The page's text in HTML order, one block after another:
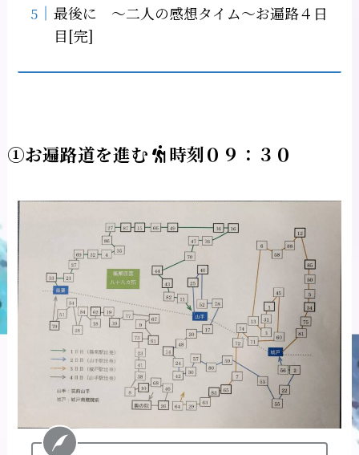
最後に ～二人の感想タイム～お遍路４日
目[完]
①お遍路道を進む 時刻０９：３０